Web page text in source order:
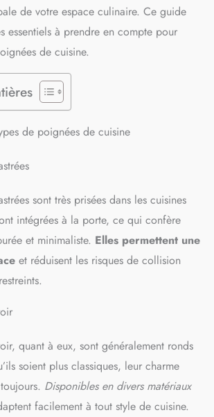
de votre espace culinaire. Ce guide
essentiels à prendre en compte pour
de cuisine.
de poignées de cuisine
sont très prisées dans les cuisines
intégrées à la porte, ce qui confère
et minimaliste. Elles permettent une
et réduisent les risques de collision
quant à eux, sont généralement ronds
soient plus classiques, leur charme
Disponibles en divers matériaux
facilement à tout style de cuisine.